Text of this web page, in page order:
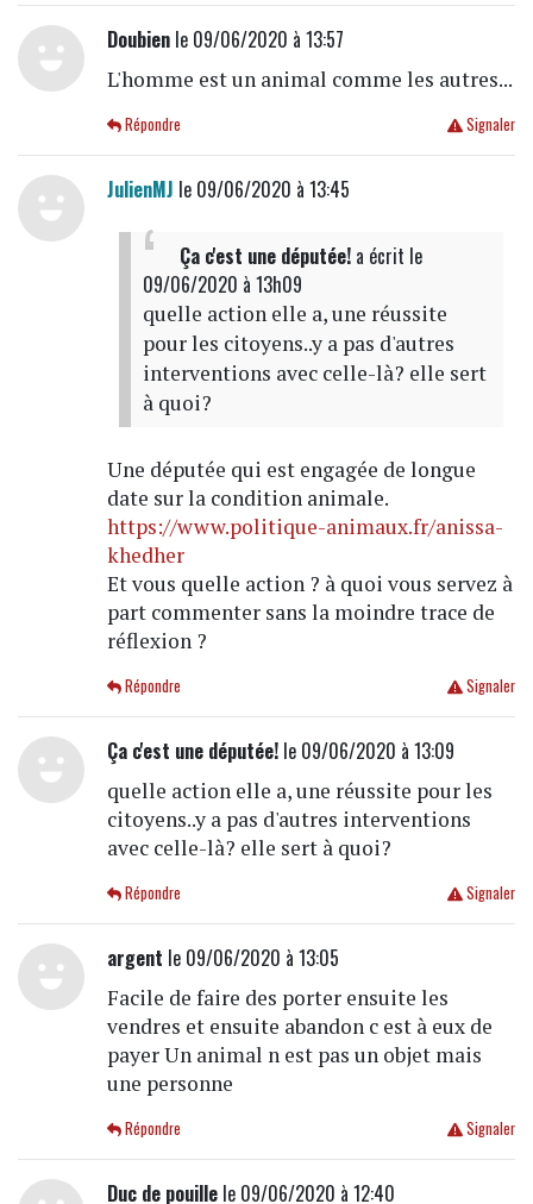
Doubienle 09/06/2020 à 13:57
L'homme est un animal comme les autres...
Signaler
Répondre
JulienMJ le 09/06/2020 à 13:45
Ça c'est une députée!a écrit le
09/06/2020 à 13h09
quelle action elle a, une réussite
pour les citoyens..y a pas d'autres
interventions avec celle-là? elle sert
à quoi?
Une députée qui est engagée de longue
date sur la condition animale.
https://www.politique-animaux.fr/anissa-
khedher
Et vous quelle action ? à quoi vous servez à
part commenter sans la moindre trace de
réflexion ?
Signaler
Répondre
Ça c'est une députée!le 09/06/2020 à 13:09
quelle action elle a, une réussite pour les
citoyens..y a pas d'autres interventions
avec celle-là? elle sert à quoi?
Signaler
Répondre
argent le 09/06/2020 à 13:05
Facile de faire des porter ensuite les
vendres et ensuite abandon c est à eux de
payer Un animal n est pas un objet mais
une personne
Signaler
Répondre
Duc de pouillele 09/06/2020 à 12:40